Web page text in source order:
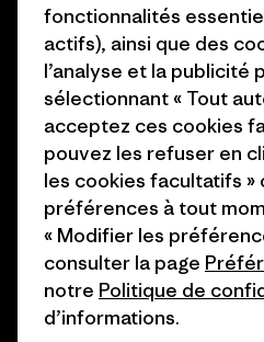
1% For The Planet
Comment nous finançons
Nos magasins
© 2026 Patagonia, Inc. All Rights
fonctionnalités
actifs), ainsi que des
l’analyse et la publicité
sélectionnant « Tout
acceptez ces cookies
pouvez les refuser en
les cookies facultatifs »
préférences à tout
« Modifier les
consulter la page
notre Politique de
d’informations.